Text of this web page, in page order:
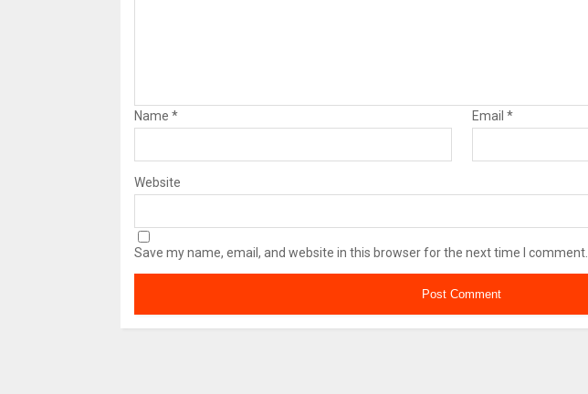
Name * Email *
Website
Save my name, email, and website in this browser for the next time I comment.